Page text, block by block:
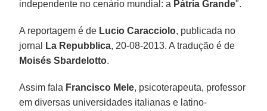
independente no cenário mundial: a Pátria Grande".
A reportagem é de Lucio Caracciolo, publicada no
jornal
La Repubblica, 20-08-2013. A tradução é de
Moisés Sbardelotto.
Assim fala Francisco Mele, psicoterapeuta, professor
em diversas universidades italianas e latino-